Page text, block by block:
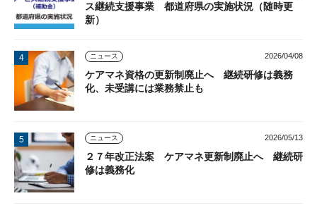
ス継続支援事業 都道府県の実施状況（随時更
新）
ニュース 2026/04/08
ケアマネ資格の更新制廃止へ 継続研修は義務
化、未受講には業務禁止も
ニュース 2026/05/13
２７年改正法案 ケアマネ更新制廃止へ 継続研
修は義務化